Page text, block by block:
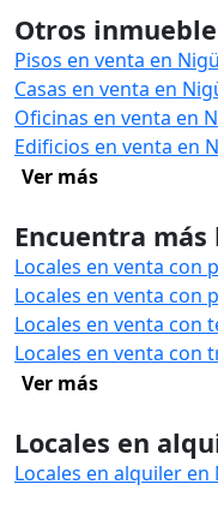
Otros
Pisos en venta en
Casas en venta en
Oficinas en venta en
Edificios en venta en
Ver más
Encuentra
Locales en venta con
Locales en venta con
Locales en venta con
Locales en venta con
Ver más
Locales en
Locales en alquiler en